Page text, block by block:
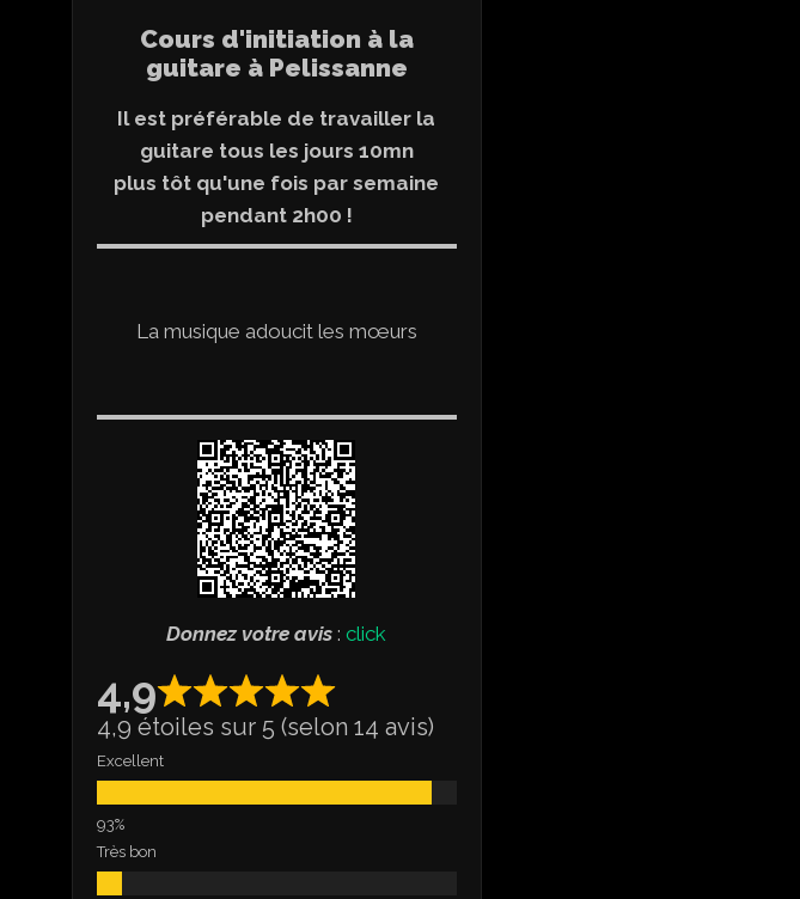
Cours d'initiation à la
guitare à Pelissanne
Il est préférable de travailler la
guitare tous les jours 10mn
plus tôt qu'une fois par semaine
pendant 2h00 !
La musique adoucit les mœurs
Donnez votre avis :click
4,9
4,9 étoiles sur 5 (selon 14 avis)
Excellent
Très bon